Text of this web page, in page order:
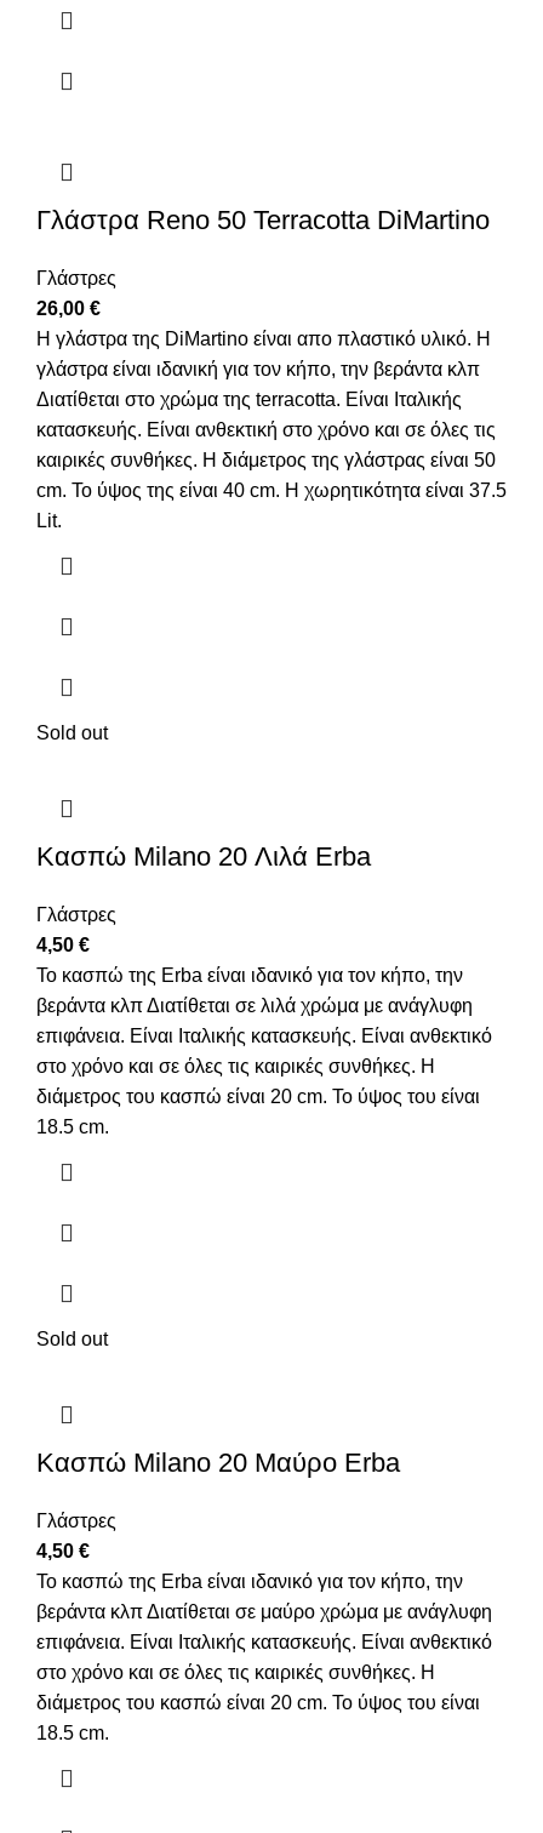
Γλάστρα Reno 50 Terracotta DiMartino
Γλάστρες
26,00 €
Η γλάστρα της DiMartino είναι απο πλαστικό υλικό. Η
γλάστρα είναι ιδανική για τον κήπο, την βεράντα κλπ
Διατίθεται στο χρώμα της terracotta. Είναι Ιταλικής
κατασκευής. Είναι ανθεκτική στο χρόνο και σε όλες τις
καιρικές συνθήκες. Η διάμετρος της γλάστρας είναι 50
cm. Το ύψος της είναι 40 cm. Η χωρητικότητα είναι 37.5
Lit.
Sold out
Κασπώ Μilano 20 Λιλά Erba
Γλάστρες
4,50 €
Το κασπώ της Erba είναι ιδανικό για τον κήπο, την
βεράντα κλπ Διατίθεται σε λιλά χρώμα με ανάγλυφη
επιφάνεια. Είναι Ιταλικής κατασκευής. Είναι ανθεκτικό
στο χρόνο και σε όλες τις καιρικές συνθήκες. Η
διάμετρος του κασπώ είναι 20 cm. Το ύψος του είναι
18.5 cm.
Sold out
Κασπώ Μilano 20 Μαύρο Erba
Γλάστρες
4,50 €
Το κασπώ της Erba είναι ιδανικό για τον κήπο, την
βεράντα κλπ Διατίθεται σε μαύρο χρώμα με ανάγλυφη
επιφάνεια. Είναι Ιταλικής κατασκευής. Είναι ανθεκτικό
στο χρόνο και σε όλες τις καιρικές συνθήκες. Η
διάμετρος του κασπώ είναι 20 cm. Το ύψος του είναι
18.5 cm.